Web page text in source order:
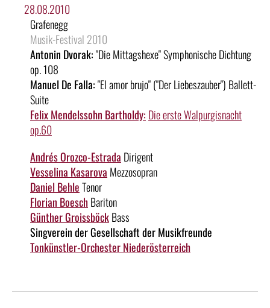
28.08.2010
Grafenegg
Musik-Festival 2010
Antonin Dvorak:"Die Mittagshexe" Symphonische Dichtung
op. 108
Manuel De Falla:"El amor brujo" ("Der Liebeszauber") Ballett-
Suite
Felix Mendelssohn Bartholdy: Die erste Walpurgisnacht
op.60
Andrés Orozco-Estrada Dirigent
Vesselina Kasarova Mezzosopran
Daniel BehleTenor
Florian BoeschBariton
Günther GroissböckBass
Singverein der Gesellschaft der Musikfreunde
Tonkünstler-Orchester Niederösterreich